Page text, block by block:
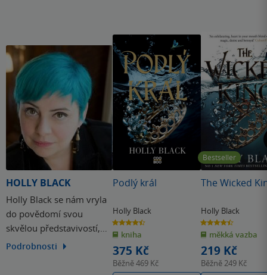
HOLLY BLACK
Holly Black se nám vryla
do povědomí svou
skvělou představivostí,
kterou promítá do svých
Podrobnosti
Podlý král
Holly Black
4.5
z
5
hvězdiček
kniha
375 Kč
Běžně469 Kč
Bestseller
The Wicked
Holly Black
4.5
z
5
hvězdiček
měkká vazba
219 Kč
Běžně249 Kč